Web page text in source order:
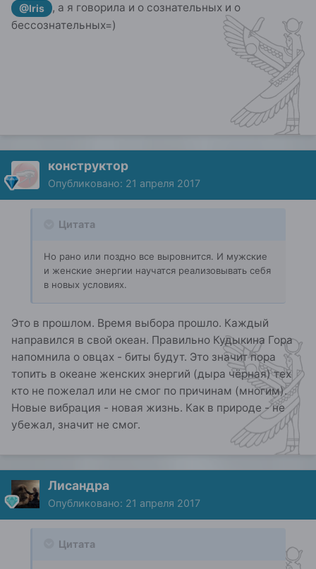
@Iris
, а я говорила и о сознательных и о
бессознательных=)
конструктор
Опубликовано: 21 апреля 2017
Цитата
Но рано или поздно все выровнится. И мужские
и женские энергии научатся реализовывать себя
в новых условиях.
Это в прошлом. Время выбора прошло. Каждый
направился в свой океан. Правильно Кудыкина Гора
напомнила о овцах - биты будут. Это значит пора
топить в океане женских энергий (дыра чёрная) тех
кто не пожелал или не смог по причинам (многим).
Новые вибрация - новая жизнь. Как в природе - не
убежал, значит не смог.
Лисандра
Опубликовано: 21 апреля 2017
Цитата